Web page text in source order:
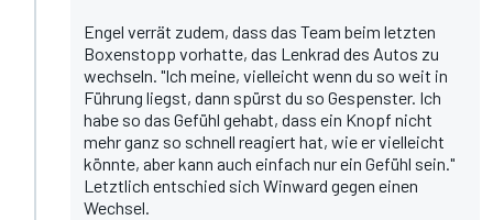
Engel verrät zudem, dass das Team beim letzten
Boxenstopp vorhatte, das Lenkrad des Autos zu
wechseln. "Ich meine, vielleicht wenn du so weit in
Führung liegst, dann spürst du so Gespenster. Ich
habe so das Gefühl gehabt, dass ein Knopf nicht
mehr ganz so schnell reagiert hat, wie er vielleicht
könnte, aber kann auch einfach nur ein Gefühl sein."
Letztlich entschied sich Winward gegen einen
Wechsel.